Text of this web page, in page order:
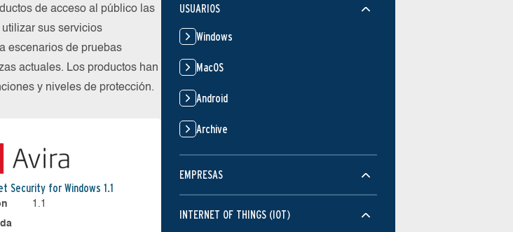
de acceso al público las
sus servicios
escenarios de pruebas
actuales. Los productos han
y niveles de protección.
Security for Windows 1.1
1.1
USUARIOS
Windows
MacOS
Android
Archive
EMPRESAS
INTERNET OF THINGS (IOT)